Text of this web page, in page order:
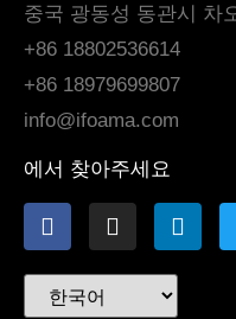
중국 광동성 동관시 차
+86 18802536614
+86 18979699807
info@ifoama.com
에서 찾아주세요